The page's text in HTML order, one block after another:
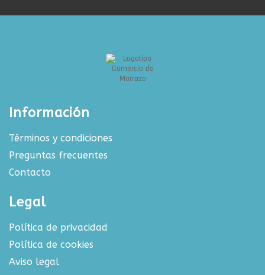
Información
Términos y condiciones
Preguntas frecuentes
Contacto
Legal
Política de privacidad
Política de cookies
Aviso legal